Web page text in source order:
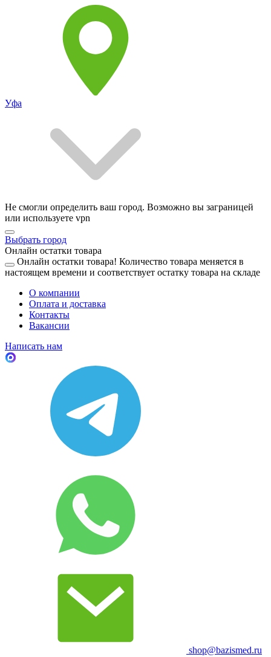
Уфа
Не смогли определить ваш город. Возможно вы заграницей
или используете vpn
Выбрать город
Онлайн остатки товара
Онлайн остатки товара! Количество товара меняется в
настоящем времени и соответствует остатку товара на складе
О компании
Оплата и доставка
Контакты
Вакансии
Написать нам
shop@bazismed.ru